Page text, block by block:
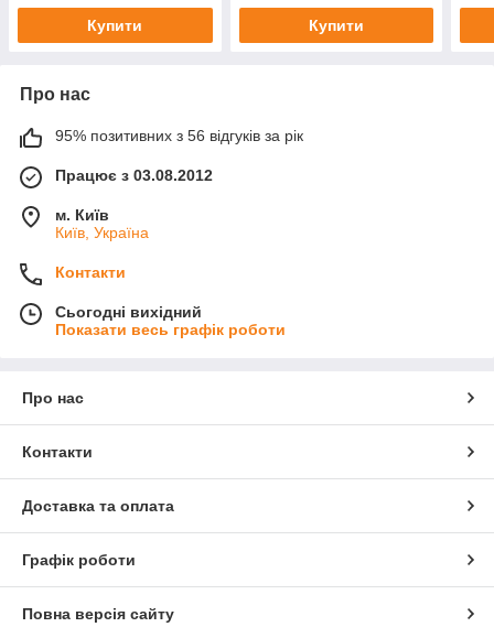
Купити Купити
Про нас
95% позитивних з 56 відгуків за рік
Працює з 03.08.2012
м. Київ
Київ, Україна
Контакти
Сьогодні вихідний
Показати весь графік роботи
Про нас
Контакти
Доставка та оплата
Графік роботи
Повна версія сайту